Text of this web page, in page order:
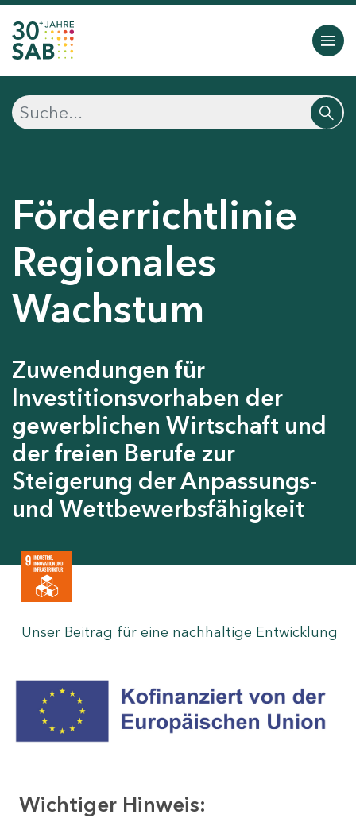
Förderrichtlinie
Regionales
Wachstum
Zuwendungen für
Investitionsvorhaben der
gewerblichen Wirtschaft und
der freien Berufe zur
Steigerung der Anpassungs-
und Wettbewerbsfähigkeit
Unser Beitrag für eine nachhaltige Entwicklung
Wichtiger Hinweis: